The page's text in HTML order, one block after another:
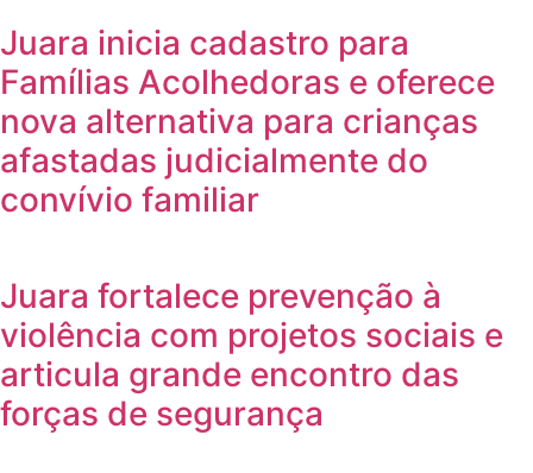
Juara inicia cadastro para
Famílias Acolhedoras e oferece
nova alternativa para crianças
afastadas judicialmente do
convívio familiar
Juara fortalece prevenção à
violência com projetos sociais e
articula grande encontro das
forças de segurança